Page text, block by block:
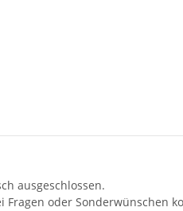
ausgeschlossen.
oder Sonderwünschen